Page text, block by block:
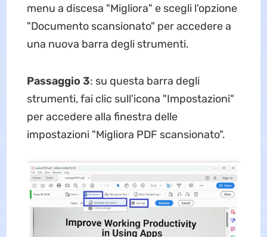
menu a discesa "Migliora" e scegli l'opzione
"Documento scansionato" per accedere a
una nuova barra degli strumenti.
Passaggio 3: su questa barra degli
strumenti, fai clic sull'icona "Impostazioni"
per accedere alla finestra delle
impostazioni "Migliora PDF scansionato".